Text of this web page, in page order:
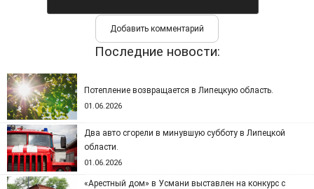
Последние новости:
Потепление возвращается в Липецкую область.
01.06.2026
Два авто сгорели в минувшую субботу в Липецкой
области.
01.06.2026
«Арестный дом» в Усмани выставлен на конкурс с